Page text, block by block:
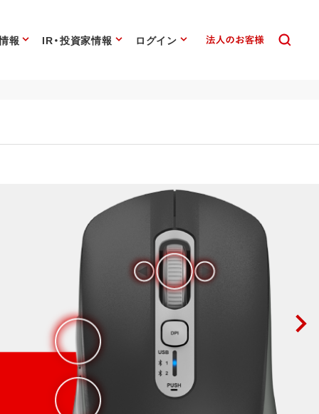
報 IR・投資家情報 ログイン